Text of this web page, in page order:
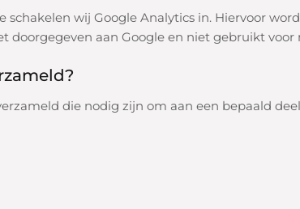
schakelen wij Google Analytics in. Hiervoor
doorgegeven aan Google en niet gebruikt
die nodig zijn om aan een bepaald